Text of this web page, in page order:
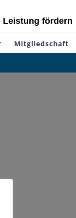
Leistung fördern
Mitgliedschaft